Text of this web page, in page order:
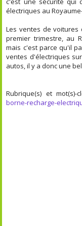
électriques au
Les ventes de
premier trimestre, au
mais c'est parce qu'il
ventes d'électriques
autos, il y a donc une
Rubrique(s) et
borne-recharge-